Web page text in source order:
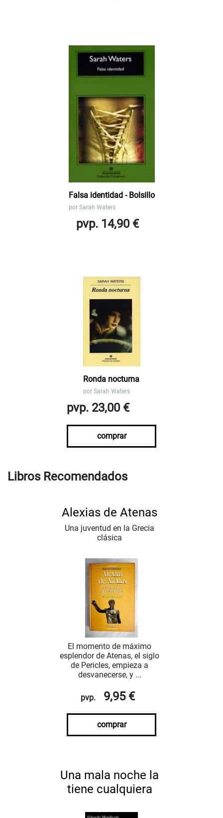
Falsa identidad - Bolsillo
por Sarah Waters
pvp. 14,90 €
Ronda nocturna
por Sarah Waters
pvp. 23,00 €
comprar
Libros Recomendados
Alexias de Atenas
Una juventud en la Grecia
clásica
El momento de máximo
esplendor de Atenas, el siglo
de Pericles, empieza a
desvanecerse, y ...
pvp. 9,95 €
comprar
Una mala noche la
tiene cualquiera